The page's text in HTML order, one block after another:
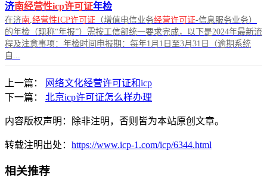
济南经营性icp许可证年检
在济南 经营性ICP许可证 （增值电信业务经营许可证-信息服务业务）
的年检（现称“年报”）需按工信部统一要求完成，以下是2024年最新流
程及注意事项：年检时间申报期：每年1月1日至3月31日（逾期系统
自...
上一篇：
网络文化经营许可证和icp
下一篇：
北京icp许可证怎么样办理
内容版权声明：除非注明，否则皆为本站原创文章。
转载注明出处： https://www.icp-1.com/icp/6344.html
相关推荐